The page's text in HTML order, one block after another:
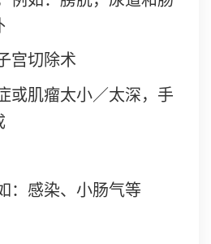
宫切除术
或肌瘤太小／太深，手
：感染、小肠气等